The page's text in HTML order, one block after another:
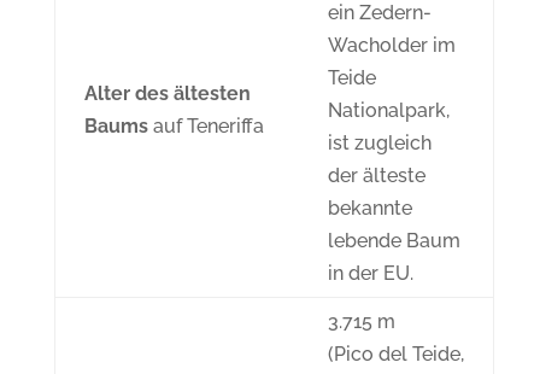
Alter des ältesten
Baumsauf Teneriffa
ein Zedern-
Wacholder im
Teide
Nationalpark,
ist zugleich
der älteste
bekannte
lebende Baum
in der EU.
3.715 m
(Pico del Teide,